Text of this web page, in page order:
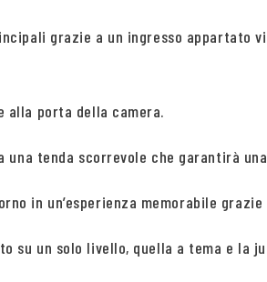
grazie a un ingresso appartato
alla porta della camera.
tenda scorrevole che garantirà
in un’esperienza memorabile grazie
su un solo livello, quella a tema e la